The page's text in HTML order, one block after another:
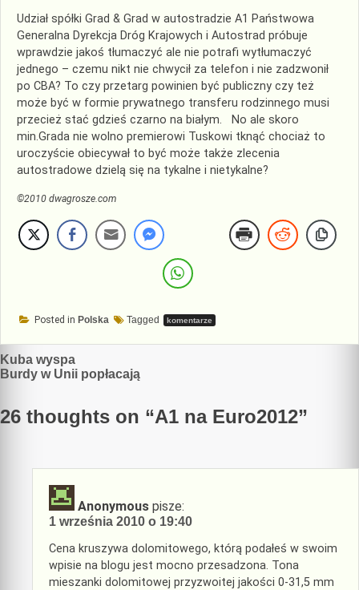
Udział spółki Grad & Grad w autostradzie A1 Państwowa
Generalna Dyrekcja Dróg Krajowych i Autostrad próbuje
wprawdzie jakoś tłumaczyć ale nie potrafi wytłumaczyć
jednego – czemu nikt nie chwycił za telefon i nie zadzwonił
po CBA? To czy przetarg powinien być publiczny czy też
może być w formie prywatnego transferu rodzinnego musi
przecież stać gdzieś czarno na białym. No ale skoro
min.Grada nie wolno premierowi Tuskowi tknąć chociaż to
uroczyście obiecywał to być może także zlecenia
autostradowe dzielą się na tykalne i nietykalne?
©2010 dwagrosze.com
Posted in Polska Tagged komentarze
Nawigacja
wpisu
Kuba wyspa
Burdy w Unii popłacają
26 thoughts on “A1 na Euro2012”
Anonymous pisze:
1 września 2010 o 19:40
Cena kruszywa dolomitowego, którą podałeś w swoim
wpisie na blogu jest mocno przesadzona. Tona
mieszanki dolomitowej przyzwoitej jakości 0-31,5 mm